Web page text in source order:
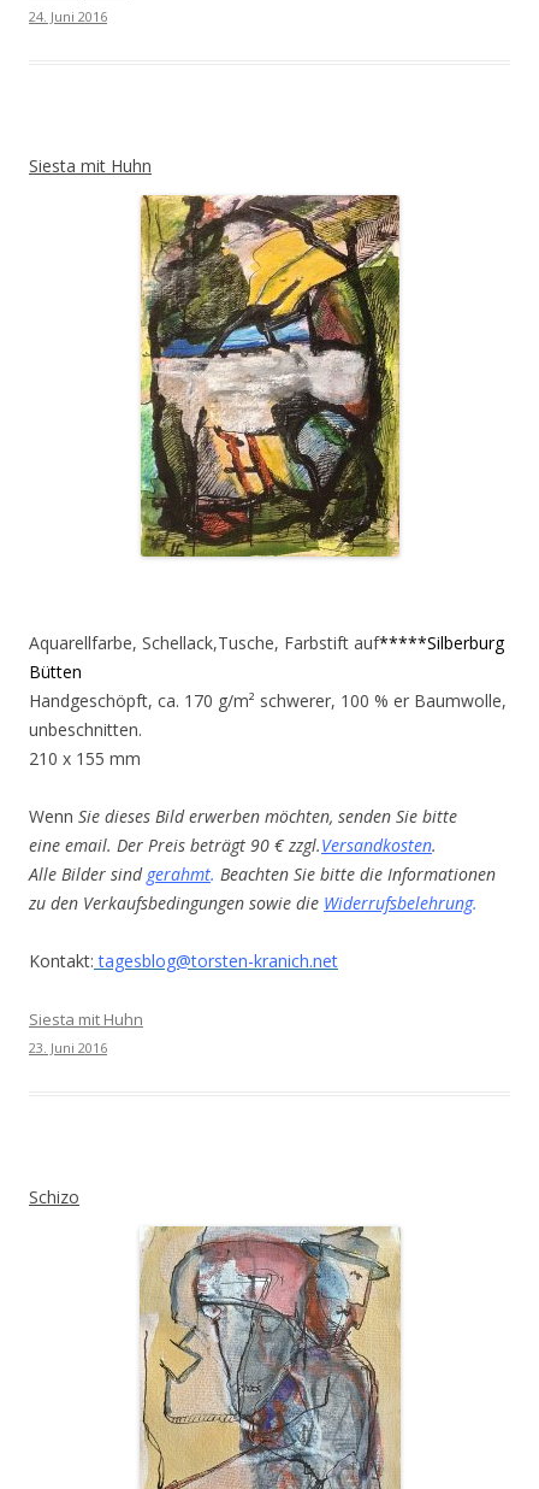
24. Juni 2016
Siesta mit Huhn
Aquarellfarbe, Schellack,Tusche, Farbstift auf*****Silberburg
Bütten
Handgeschöpft, ca. 170 g/m² schwerer, 100 % er Baumwolle,
unbeschnitten.
210 x 155 mm
Wenn Sie dieses Bild erwerben möchten, senden Sie bitte
eine email. Der Preis beträgt 90 € zzgl.Versandkosten.
Alle Bilder sind gerahmt. Beachten Sie bitte die Informationen
zu den Verkaufsbedingungen sowie die Widerrufsbelehrung.
Kontakt: tagesblog@torsten-kranich.net
Siesta mit Huhn
23. Juni 2016
Schizo